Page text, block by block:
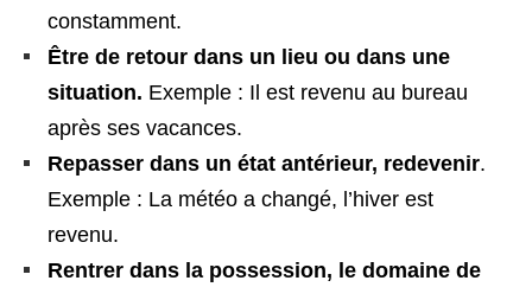
constamment.
Être de retour dans un lieu ou dans une
situation. Exemple : Il est revenu au bureau
après ses vacances.
Repasser dans un état antérieur, redevenir.
Exemple : La météo a changé, l’hiver est
revenu.
Rentrer dans la possession, le domaine de